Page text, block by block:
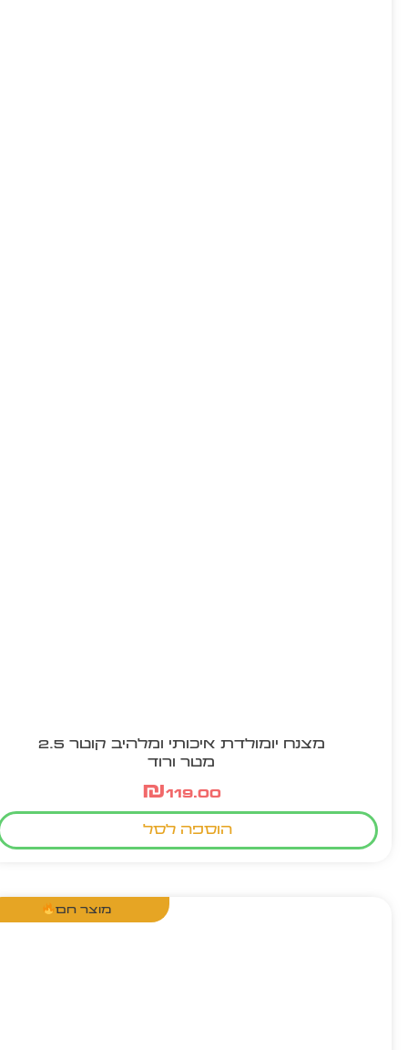
מצנח יומולדת איכותי ומלהיב קוטר 2.5
מטר ורוד
₪119.00
הוספה לסל
מוצר חם